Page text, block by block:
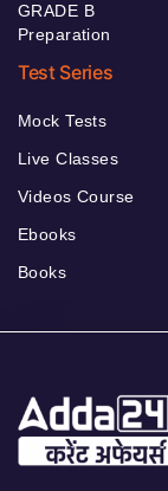
GRADE B
Preparation
Test Series
Mock Tests
Live Classes
Videos Course
Ebooks
Books